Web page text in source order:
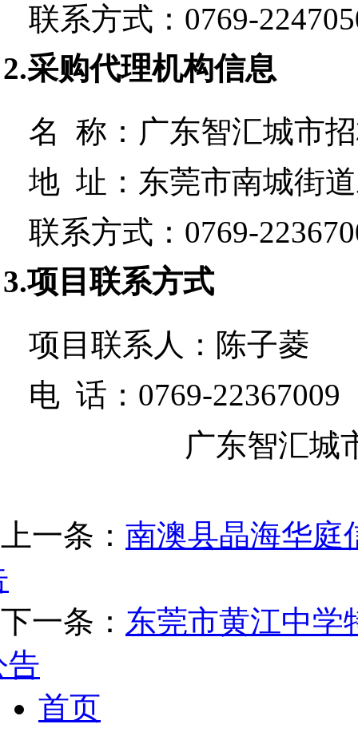
联系方式： 0769-
2.采购代理机构信息
名 称： 广东智汇城市
地 址： 东莞市南城街
联系方式： 0769-
3.项目联系方式
项目联系人： 陈子菱
电 话： 0769-22367009
广东智汇城
上一条： 南澳县晶海华庭
下一条： 东莞市黄江中学
告
首页